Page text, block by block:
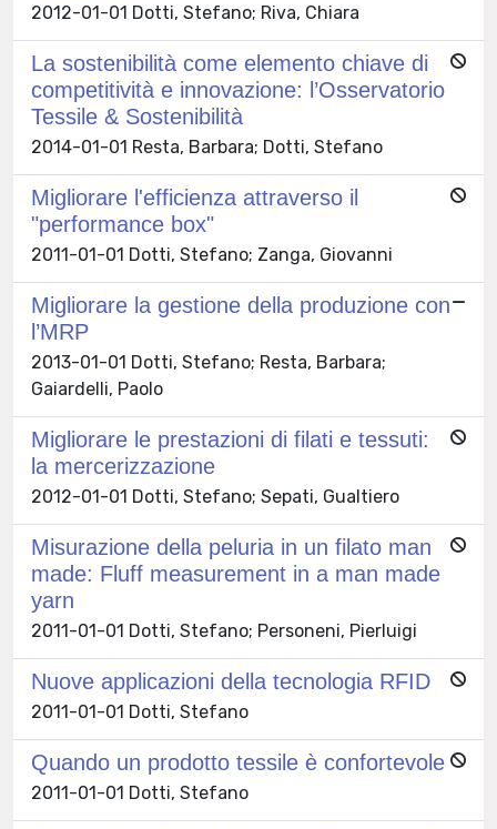
2012-01-01 Dotti, Stefano; Riva, Chiara
La sostenibilità come elemento chiave di
competitività e innovazione: l’Osservatorio
Tessile & Sostenibilità
2014-01-01 Resta, Barbara; Dotti, Stefano
Migliorare l'efficienza attraverso il
"performance box"
2011-01-01 Dotti, Stefano; Zanga, Giovanni
Migliorare la gestione della produzione con
l’MRP
2013-01-01 Dotti, Stefano; Resta, Barbara;
Gaiardelli, Paolo
Migliorare le prestazioni di filati e tessuti:
la mercerizzazione
2012-01-01 Dotti, Stefano; Sepati, Gualtiero
Misurazione della peluria in un filato man
made: Fluff measurement in a man made
yarn
2011-01-01 Dotti, Stefano; Personeni, Pierluigi
Nuove applicazioni della tecnologia RFID
2011-01-01 Dotti, Stefano
Quando un prodotto tessile è confortevole
2011-01-01 Dotti, Stefano